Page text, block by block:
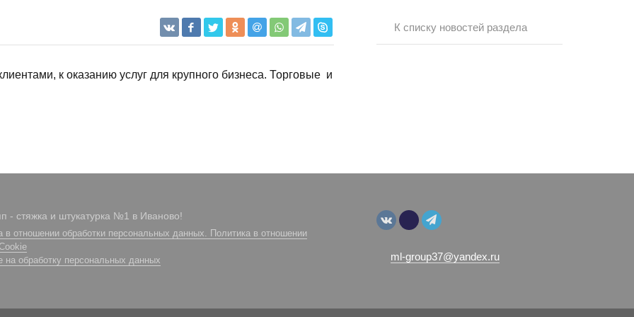
К списку новостей раздела
к оказанию услуг для крупного бизнеса. Торговые и
- стяжка и штукатурка №1 в Иваново!
в отношении обработки персональных данных. Политика в отношении
на обработку персональных данных
ml-group37@yandex.ru